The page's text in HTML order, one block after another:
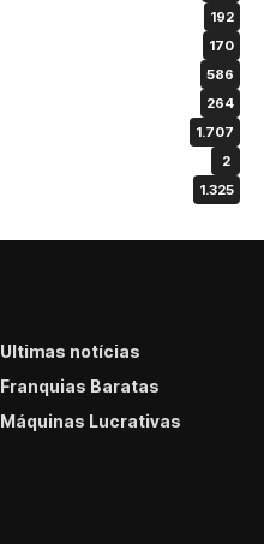
192
170
586
264
1.707
2
1.325
Últimas notícias
Franquias Baratas
Máquinas Lucrativas